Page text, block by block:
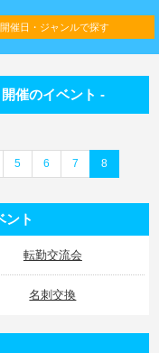
開催日・ジャンルで探す
ント
転勤交流会
名刺交換
催のイベント -
5 6 7 8